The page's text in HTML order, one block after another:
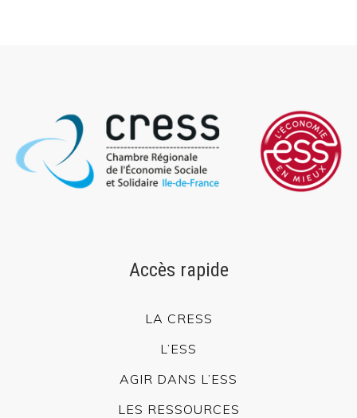
Accès rapide
LA CRESS
L’ESS
AGIR DANS L’ESS
LES RESSOURCES
Se former
Emploi et stage
L’observatoire IDF
Dispositif local d’accompagnement